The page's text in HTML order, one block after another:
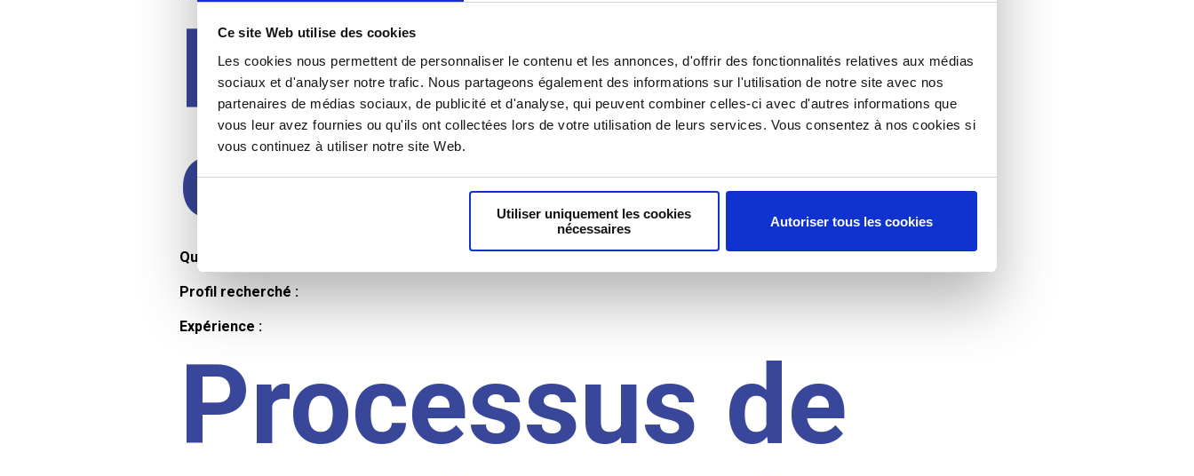
Ce site Web utilise des cookies
Les cookies nous permettent de personnaliser le contenu et les annonces, d'offrir des fonctionnalités relatives aux médias
sociaux et d'analyser notre trafic. Nous partageons également des informations sur l'utilisation de notre site avec nos
partenaires de médias sociaux, de publicité et d'analyse, qui peuvent combiner celles-ci avec d'autres informations que
vous leur avez fournies ou qu'ils ont collectées lors de votre utilisation de leurs services. Vous consentez à nos cookies si
vous continuez à utiliser notre site Web.
Utiliser uniquement les cookies
nécessaires
Autoriser tous les cookies
Profil du
candidat
Qualifications et diplômes :
Profil recherché :
Expérience :
Processus de